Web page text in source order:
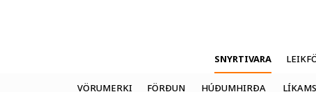
SNYRTIVARA
VÖRUMERKI FÖRÐUN HÚÐUMHIRÐA